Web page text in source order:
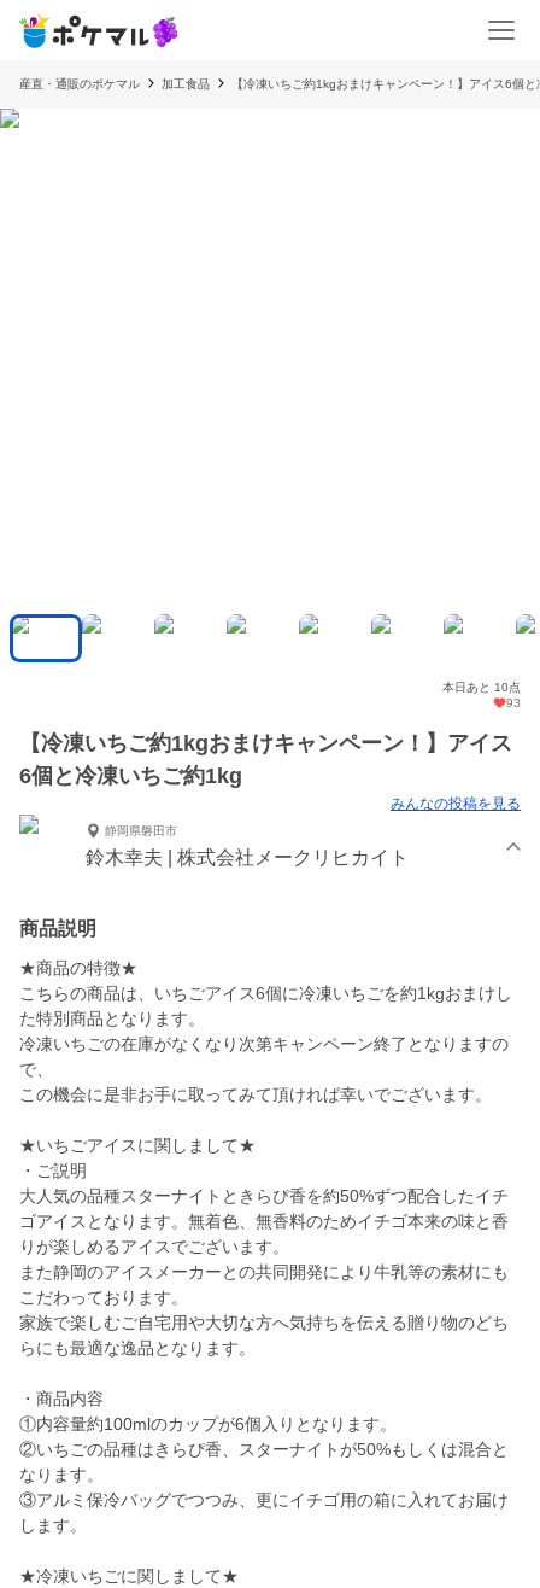
産直・通販のポケマル 加工食品 【冷凍いちご約1kgおまけキャンペーン！】アイス6個
本日あと 10点
93
【冷凍いちご約1kgおまけキャンペーン！】アイス
6個と冷凍いちご約1kg
みんなの投稿を見る
静岡県磐田市
鈴木幸夫 | 株式会社メークリヒカイト
商品説明
★商品の特徴★
こちらの商品は、いちごアイス6個に冷凍いちごを約1kgおまけし
た特別商品となります。
冷凍いちごの在庫がなくなり次第キャンペーン終了となりますの
で、
この機会に是非お手に取ってみて頂ければ幸いでございます。
★いちごアイスに関しまして★
・ご説明
大人気の品種スターナイトときらぴ香を約50%ずつ配合したイチ
ゴアイスとなります。無着色、無香料のためイチゴ本来の味と香
りが楽しめるアイスでございます。
また静岡のアイスメーカーとの共同開発により牛乳等の素材にも
こだわっております。
家族で楽しむご自宅用や大切な方へ気持ちを伝える贈り物のどち
らにも最適な逸品となります。
・商品内容
①内容量約100mlのカップが6個入りとなります。
②いちごの品種はきらぴ香、スターナイトが50%もしくは混合と
なります。
③アルミ保冷バッグでつつみ、更にイチゴ用の箱に入れてお届け
します。
★冷凍いちごに関しまして★